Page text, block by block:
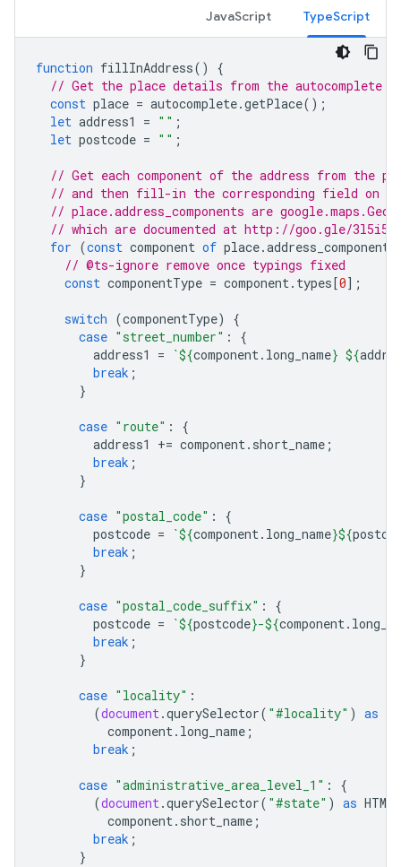
TypeScript
JavaScript
function fillInAddress()
{
// Get the place details from the autocomplete
const place = autocomplete.getPlace();
let address1 = "" ;
let postcode = "" ;
// Get each component of the address from the
// and then fill-in the corresponding field on
// place.address_components are
// which are documented at http://goo.gle/
for (const component of place.address_components
// @ts-ignore remove once typings fixed
const componentType = component. types [0];
switch (componentType)
{
case "street_number" :
{
address1
= `${component. long_name} ${
break ;
}
case "route" :
{
address1
+= component. short_name ;
break ;
}
case "postal_code" :
{
postcode = `${component. long_name}${
break ;
}
case "postal_code_suffix" :
{
postcode = `${postcode}-${component.
break ;
}
case "locality" :
(document.querySelector( "#locality" ) as
component. long_name ;
break ;
case "administrative_area_level_1" :
{
(document.querySelector( "#state" ) as
component. short_name ;
break ;
}